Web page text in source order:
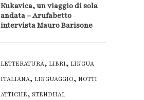
Kukavica, un viaggio di sola
andata – Arufabetto
intervista Mauro Barisone
LETTERATURA, LIBRI, LINGUA
ITALIANA, LINGUAGGIO, NOTTI
ATTICHE, STENDHAL